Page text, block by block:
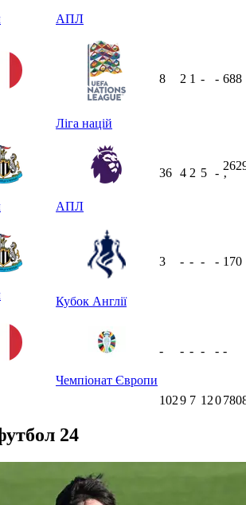
АПЛ
Ліга націй
8 2 1 - - 688
АПЛ
36 4 2 5 -
ʼ
Кубок Англії
3 - - - - 170
Чемпіонат Європи
- - - - - -
1029 7 120
24